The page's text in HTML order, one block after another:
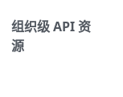
组织级 API 资
源